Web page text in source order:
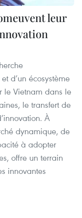
leur
d’un écosystème
le Vietnam dans le
le transfert de
À
dynamique, de
à adopter
offre un terrain
innovantes